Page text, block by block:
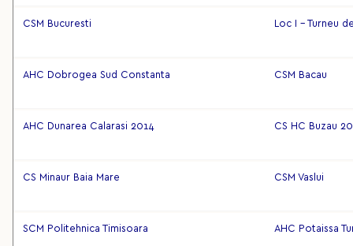
CSM Bucuresti Loc I - Turneu
AHC Dobrogea Sud Constanta CSM Bacau
AHC Dunarea Calarasi 2014 CS HC Buzau
CS Minaur Baia Mare CSM Vaslui
SCM Politehnica Timisoara AHC Potaissa